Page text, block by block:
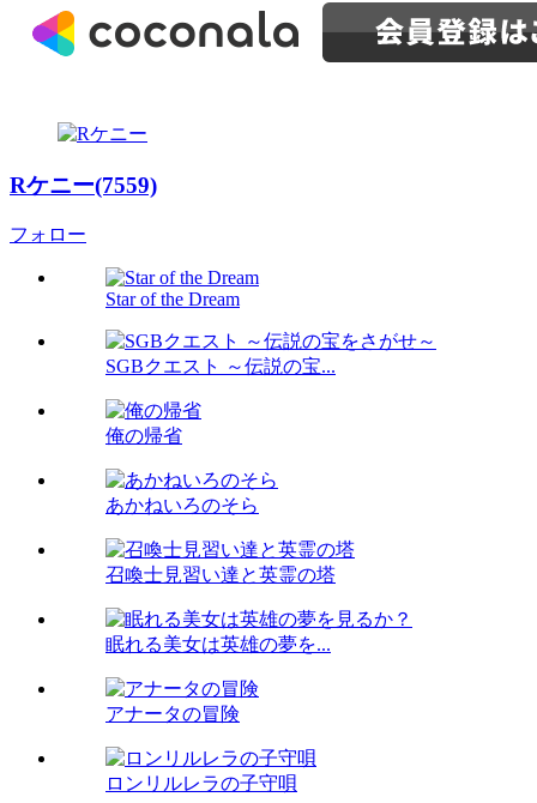
Rケニー(7559)
フォロー
Star of the Dream
SGBクエスト ～伝説の宝...
俺の帰省
あかねいろのそら
召喚士見習い達と英霊の塔
眠れる美女は英雄の夢を...
アナータの冒険
ロンリルレラの子守唄